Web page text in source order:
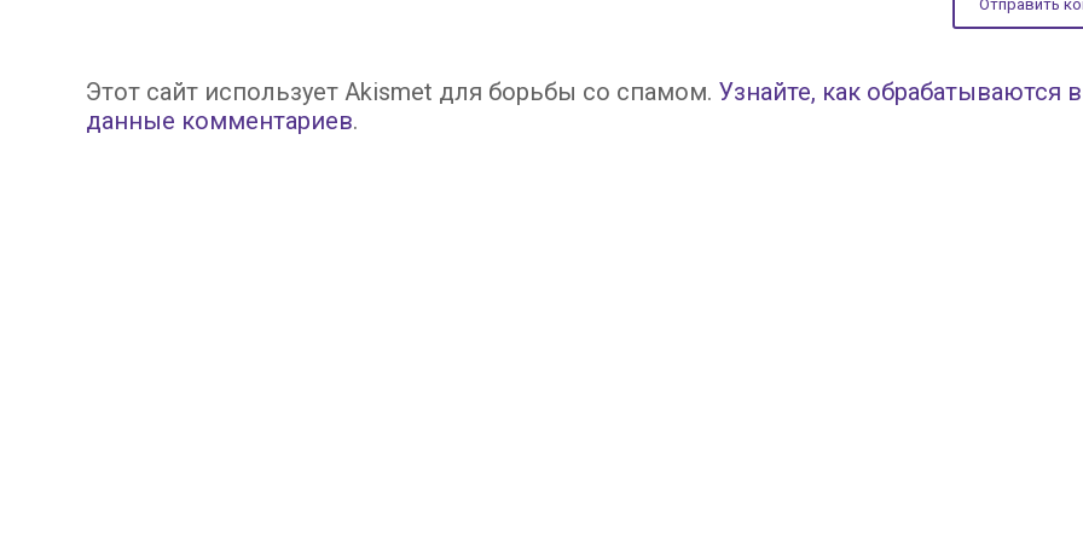
Этот сайт использует Akismet для борьбы со спамом. Узнайте, как обрабатываются
данные комментариев.